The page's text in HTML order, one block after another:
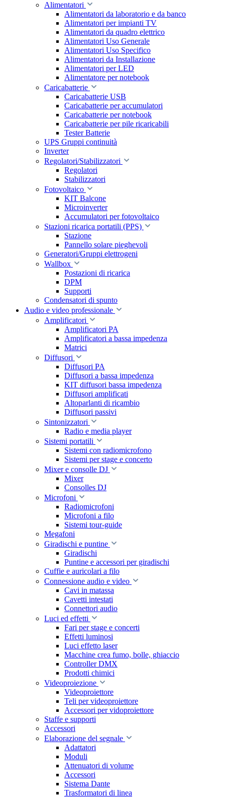
Alimentatori
Alimentatori da laboratorio e da banco
Alimentatori per impianti TV
Alimentatori da quadro elettrico
Alimentatori Uso Generale
Alimentatori Uso Specifico
Alimentatori da Installazione
Alimentatori per LED
Alimentatore per notebook
Caricabatterie
Caricabatterie USB
Caricabatterie per accumulatori
Caricabatterie per notebook
Caricabatterie per pile ricaricabili
Tester Batterie
UPS Gruppi continuità
Inverter
Regolatori/Stabilizzatori
Regolatori
Stabilizzatori
Fotovoltaico
KIT Balcone
Microinverter
Accumulatori per fotovoltaico
Stazioni ricarica portatili (PPS)
Stazione
Pannello solare pieghevoli
Generatori/Gruppi elettrogeni
Wallbox
Postazioni di ricarica
DPM
Supporti
Condensatori di spunto
Audio e video professionale
Amplificatori
Amplificatori PA
Amplificatori a bassa impedenza
Matrici
Diffusori
Diffusori PA
Diffusori a bassa impedenza
KIT diffusori bassa impedenza
Diffusori amplificati
Altoparlanti di ricambio
Diffusori passivi
Sintonizzatori
Radio e media player
Sistemi portatili
Sistemi con radiomicrofono
Sistemi per stage e concerto
Mixer e consolle DJ
Mixer
Consolles DJ
Microfoni
Radiomicrofoni
Microfoni a filo
Sistemi tour-guide
Megafoni
Giradischi e puntine
Giradischi
Puntine e accessori per giradischi
Cuffie e auricolari a filo
Connessione audio e video
Cavi in matassa
Cavetti intestati
Connettori audio
Luci ed effetti
Fari per stage e concerti
Effetti luminosi
Luci effetto laser
Macchine crea fumo, bolle, ghiaccio
Controller DMX
Prodotti chimici
Videoproiezione
Videoproiettore
Teli per videoproiettore
Accessori per vidoproiettore
Staffe e supporti
Accessori
Elaborazione del segnale
Adattatori
Moduli
Attenuatori di volume
Accessori
Sistema Dante
Trasformatori di linea